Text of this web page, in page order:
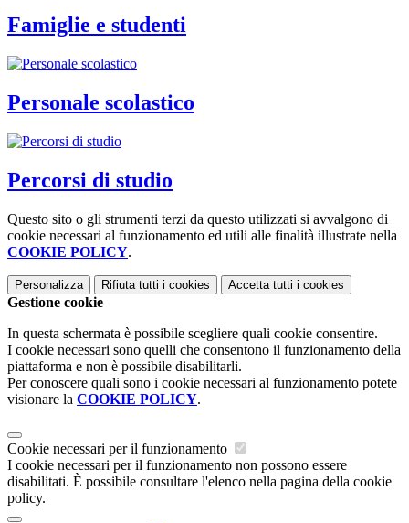
Famiglie e studenti
Personale scolastico
Percorsi di studio
Questo sito o gli strumenti terzi da questo utilizzati si avvalgono di
cookie necessari al funzionamento ed utili alle finalità illustrate nella
COOKIE POLICY.
Personalizza Rifiuta tutti i cookies Accetta tutti i cookies
Gestione cookie
In questa schermata è possibile scegliere quali cookie consentire.
I cookie necessari sono quelli che consentono il funzionamento della
piattaforma e non è possibile disabilitarli.
Per conoscere quali sono i cookie necessari al funzionamento potete
visionare la COOKIE POLICY.
Cookie necessari per il funzionamento
I cookie necessari per il funzionamento non possono essere
disabilitati. È possibile consultare l'elenco nella pagina della cookie
policy.